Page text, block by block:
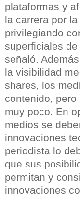
plataformas y
la carrera por
privilegiando
superficiales
señaló.
la visibilidad
shares, los
contenido,
muy poco. En
medios se
innovaciones
periodista lo
que sus
permitan y
innovaciones